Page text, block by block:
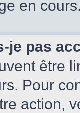
en
je pas
être
Pour
action,